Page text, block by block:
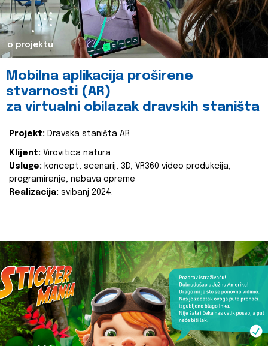
o projektu
Mobilna aplikacija proširene
stvarnosti (AR)
za virtualni obilazak dravskih staništa
Projekt: Dravska staništa AR
Klijent: Virovitica natura
Usluge: koncept, scenarij, 3D, VR360 video produkcija,
programiranje, nabava opreme
Realizacija: svibanj 2024.